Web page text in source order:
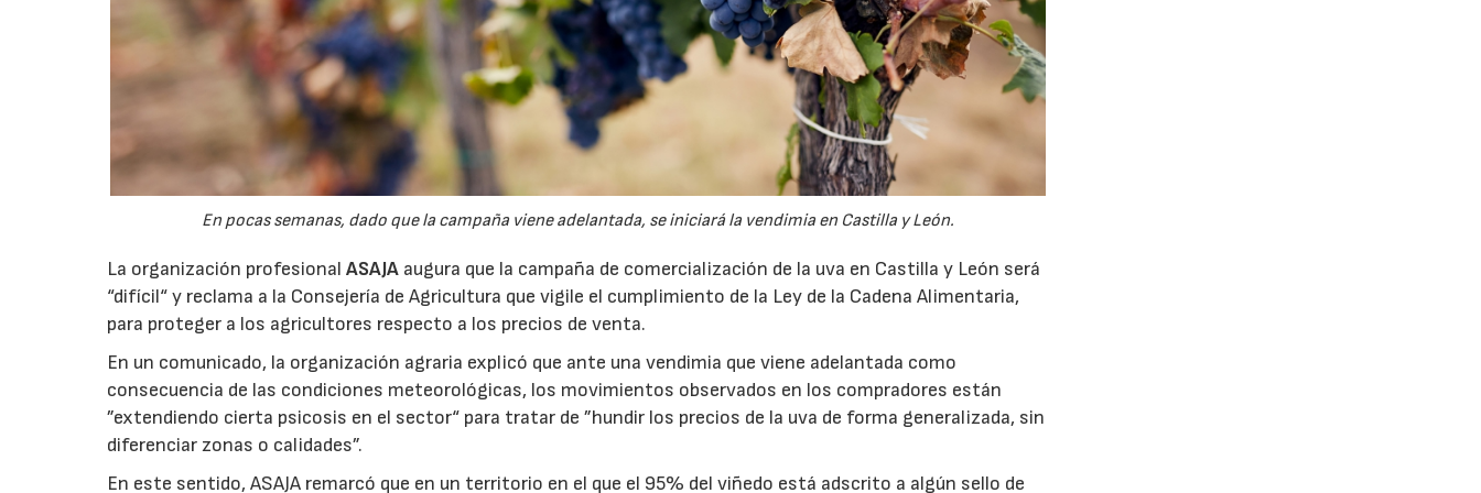
En pocas semanas, dado que la campaña viene adelantada, se iniciará la vendimia en Castilla y León.
La organización profesionalASAJA augura que la campaña de comercialización de la uva en Castilla y León será
“difícil“ y reclama a la Consejería de Agricultura que vigile el cumplimiento de la Ley de la Cadena Alimentaria,
para proteger a los agricultores respecto a los precios de venta.
En un comunicado, la organización agraria explicó que ante una vendimia que viene adelantada como
consecuencia de las condiciones meteorológicas, los movimientos observados en los compradores están
”extendiendo cierta psicosis en el sector“ para tratar de ”hundir los precios de la uva de forma generalizada, sin
diferenciar zonas o calidades”.
En este sentido, ASAJA remarcó que en un territorio en el que el 95% del viñedo está adscrito a algún sello de